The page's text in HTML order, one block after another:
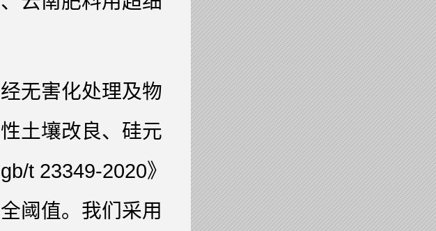
无害化处理及物
土壤改良、硅元
t 23349-2020》
阈值。我们采用